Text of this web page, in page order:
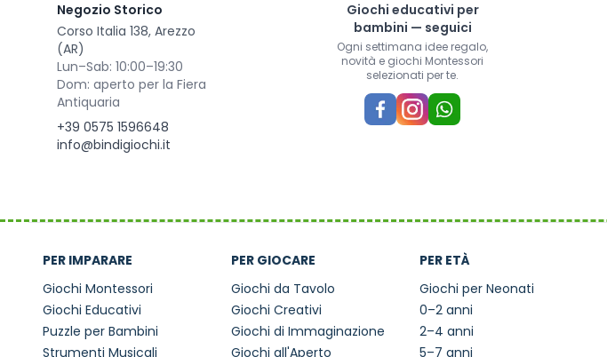
Negozio Storico
Corso Italia 138, Arezzo
(AR)
Lun–Sab: 10:00–19:30
Dom: aperto per la Fiera
Antiquaria
+39 0575 1596648
info@bindigiochi.it
Giochi educativi per
bambini — seguici
Ogni settimana idee regalo,
novità e giochi Montessori
selezionati per te.
PER IMPARARE
Giochi Montessori
Giochi Educativi
Puzzle per Bambini
Strumenti Musicali
PER GIOCARE
Giochi da Tavolo
Giochi Creativi
Giochi di Immaginazione
Giochi all'Aperto
PER ETÀ
Giochi per Neonati
0–2 anni
2–4 anni
5–7 anni